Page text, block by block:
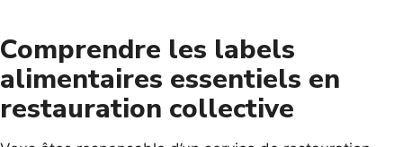
Comprendre les labels
alimentaires essentiels en
restauration collective